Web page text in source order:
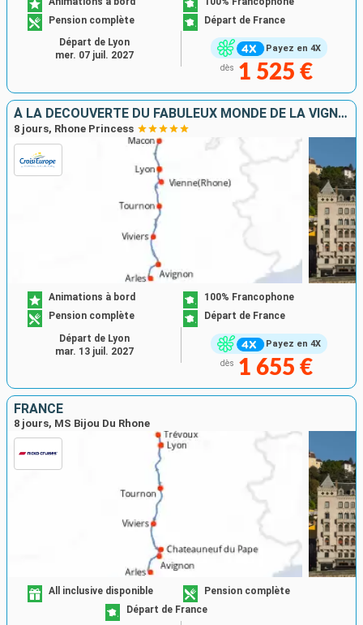
Payez en 4X
Pension complète
Départ de France
dès 1 525 €
Départ de Lyon
mer. 07 juil. 2027
À LA DÉCOUVERTE DU FABULEUX MONDE DE LA VIGNE ET DU VIN, TERROIRS D'EXCEPTION DU RHÔNE ET DE LA SAÔNE
8 jours, Rhone Princess
Payez en 4X
Animations à bord
100% Francophone
Pension complète
Départ de France
dès 1 655 €
Départ de Lyon
mar. 13 juil. 2027
FRANCE
8 jours, MS Bijou Du Rhone
All inclusive disponible
Pension complète
Départ de France